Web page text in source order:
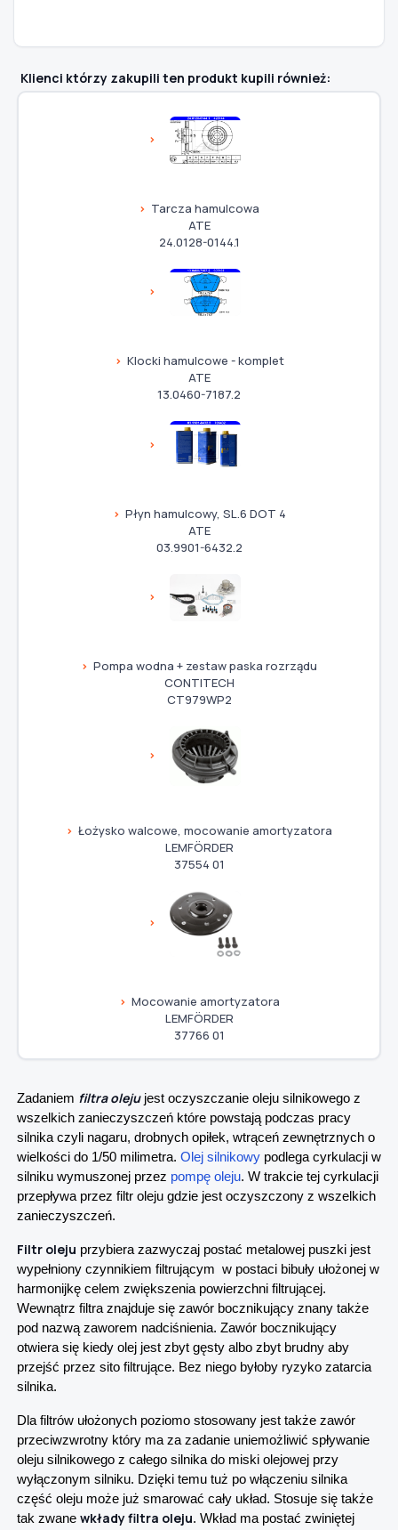
Klienci którzy zakupili ten produkt kupili również:
Tarcza hamulcowa
ATE
24.0128-0144.1
Klocki hamulcowe - komplet
ATE
13.0460-7187.2
Płyn hamulcowy, SL.6 DOT 4
ATE
03.9901-6432.2
Pompa wodna + zestaw paska rozrządu
CONTITECH
CT979WP2
Łożysko walcowe, mocowanie amortyzatora
LEMFÖRDER
37554 01
Mocowanie amortyzatora
LEMFÖRDER
37766 01
Zadaniem filtra olejujest oczyszczanie oleju silnikowego z
wszelkich zanieczyszczeń które powstają podczas pracy
silnika czyli nagaru, drobnych opiłek, wtrąceń zewnętrznych o
wielkości do 1/50 milimetra. Olej silnikowy podlega cyrkulacji w
silniku wymuszonej przez pompę oleju. W trakcie tej cyrkulacji
przepływa przez filtr oleju gdzie jest oczyszczony z wszelkich
zanieczyszczeń.
Filtr oleju przybiera zazwyczaj postać metalowej puszki jest
wypełniony czynnikiem filtrującym w postaci bibuły ułożonej w
harmonijkę celem zwiększenia powierzchni filtrującej.
Wewnątrz filtra znajduje się zawór bocznikujący znany także
pod nazwą zaworem nadciśnienia. Zawór bocznikujący
otwiera się kiedy olej jest zbyt gęsty albo zbyt brudny aby
przejść przez sito filtrujące. Bez niego byłoby ryzyko zatarcia
silnika.
Dla filtrów ułożonych poziomo stosowany jest także zawór
przeciwzwrotny który ma za zadanie uniemożliwić spływanie
oleju silnikowego z całego silnika do miski olejowej przy
wyłączonym silniku. Dzięki temu tuż po włączeniu silnika
część oleju może już smarować cały układ. Stosuje się także
tak zwane wkłady filtra oleju. Wkład ma postać zwiniętej